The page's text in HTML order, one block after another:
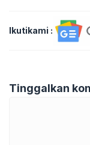
Ikutikami :
Tinggalkan